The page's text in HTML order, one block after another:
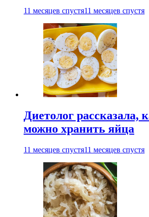
11 месяцев спустя11 месяцев спустя
Диетолог рассказала,
можно хранить яйца
11 месяцев спустя11 месяцев спустя